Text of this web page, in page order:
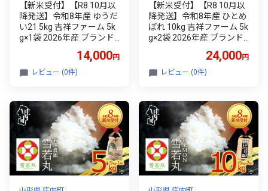
【新米受付】【R8.10月以
降発送】令和8年産 ゆうだ
い21 5kg 吉祥ファーム 5k
g×1袋 2026年産 ブランド
庄内平野 コシヒカリの原
点、亀の尾発祥の地 庄内
14,000円
レビュー (0件)
【新米受付】【R8.10月以
降発送】令和8年産 ひとめ
ぼれ 10kg 吉祥ファーム 5k
g×2袋 2026年産 ブランド
庄内平野 コシヒカリの原
点、亀の尾発祥の地 庄内
24,000円
レビュー (0件)